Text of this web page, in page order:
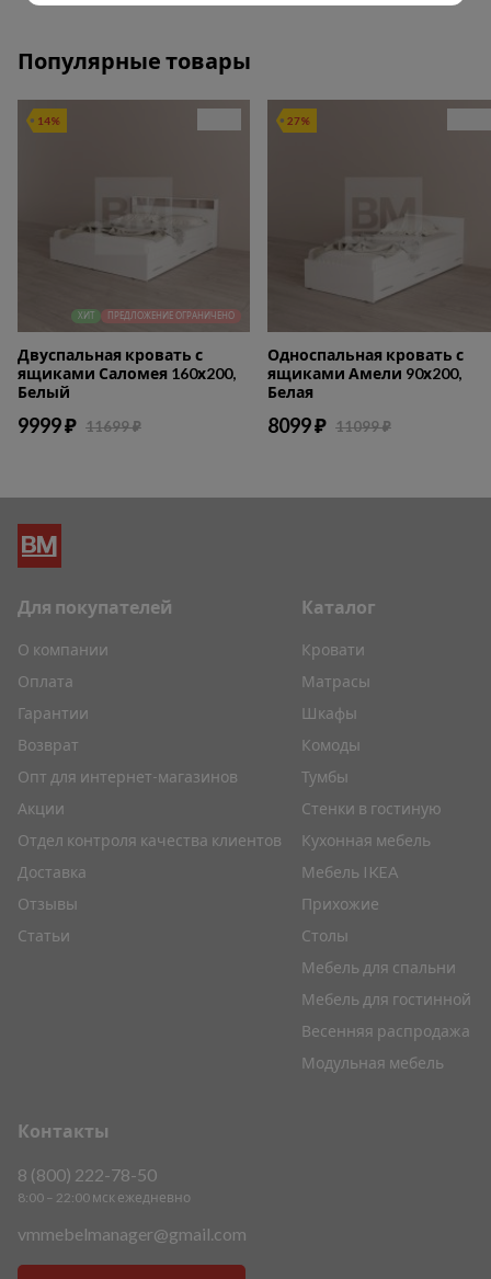
Популярные товары
14%
ХИТ ПРЕДЛОЖЕНИЕ ОГРАНИЧЕНО
Двуспальная кровать с
ящиками Саломея 160х200,
Белый
9999 ₽ 11699 ₽
27%
Односпальная кровать с
ящиками Амели 90х200,
Белая
8099 ₽ 11099 ₽
Контакты
8 (800) 222-78-50
8:00 – 22:00 мск ежедневно
vmmebelmanager@gmail.com
Каталог
Кровати
Матрасы
Шкафы
Комоды
Тумбы
Стенки в гостиную
Кухонная мебель
Мебель IKEA
Прихожие
Столы
Мебель для спальни
Мебель для гостинной
Весенняя распродажа
Модульная мебель
Для покупателей
О компании
Оплата
Гарантии
Возврат
Опт для интернет-магазинов
Акции
Отдел контроля качества клиентов
Доставка
Отзывы
Статьи